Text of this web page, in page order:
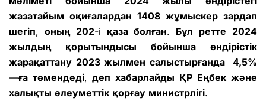
жазатайым оқиғалардан 1408 жұмыскер зардап
шегіп, оның 202-і қаза болған. Бұл ретте 2024
жылдың
қорытындысы бойынша
өндірістік
жарақаттану 2023 жылмен салыстырғанда
4,5%
—ға төмендеді, деп хабарлайды ҚР Еңбек және
халықты әлеуметтік қорғау министрлігі.